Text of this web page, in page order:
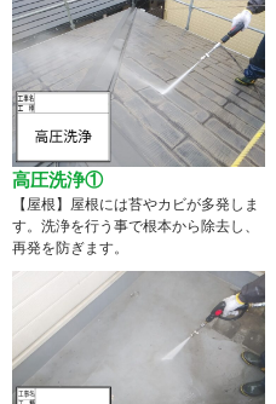
高圧洗浄①
【屋根】屋根には苔やカビが多発しま
す。洗浄を行う事で根本から除去し、
再発を防ぎます。